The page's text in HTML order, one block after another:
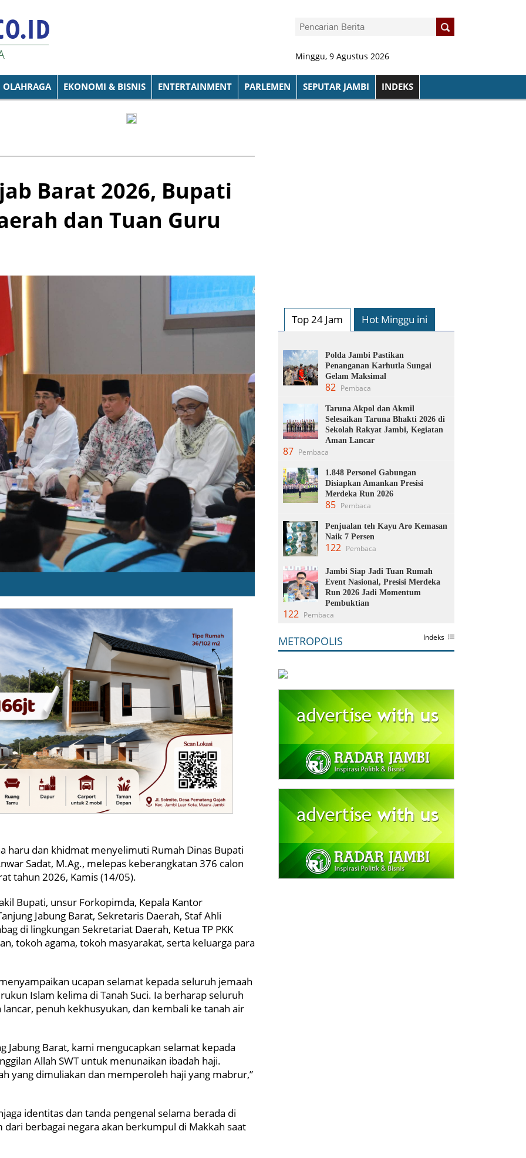
Minggu, 9 Agustus 2026
OLAHRAGA EKONOMI & BISNIS ENTERTAINMENT PARLEMEN SEPUTAR JAMBI INDEKS
Barat 2026, Bupati
dan Tuan Guru
haru dan khidmat menyelimuti Rumah Dinas Bupati
Sadat, M.Ag., melepas keberangkatan 376 calon
tahun 2026, Kamis (14/05).
Bupati, unsur Forkopimda, Kepala Kantor
Jabung Barat, Sekretaris Daerah, Staf Ahli
di lingkungan Sekretariat Daerah, Ketua TP PKK
tokoh agama, tokoh masyarakat, serta keluarga para
ucapan selamat kepada seluruh jemaah
Islam kelima di Tanah Suci. Ia berharap seluruh
penuh kekhusyukan, dan kembali ke tanah air
Jabung Barat, kami mengucapkan selamat kepada
Allah SWT untuk menunaikan ibadah haji.
yang dimuliakan dan memperoleh haji yang mabrur,”
identitas dan tanda pengenal selama berada di
berbagai negara akan berkumpul di Makkah saat
Top 24 Jam Hot Minggu ini
Polda Jambi Pastikan
Penanganan Karhutla Sungai
Gelam Maksimal
82 Pembaca
Taruna Akpol dan Akmil
Selesaikan Taruna Bhakti 2026 di
Sekolah Rakyat Jambi, Kegiatan
Aman Lancar
87 Pembaca
1.848 Personel Gabungan
Disiapkan Amankan Presisi
Merdeka Run 2026
85 Pembaca
Penjualan teh Kayu Aro Kemasan
Naik 7 Persen
122 Pembaca
Jambi Siap Jadi Tuan Rumah
Event Nasional, Presisi Merdeka
Run 2026 Jadi Momentum
Pembuktian
122 Pembaca
METROPOLIS Indeks